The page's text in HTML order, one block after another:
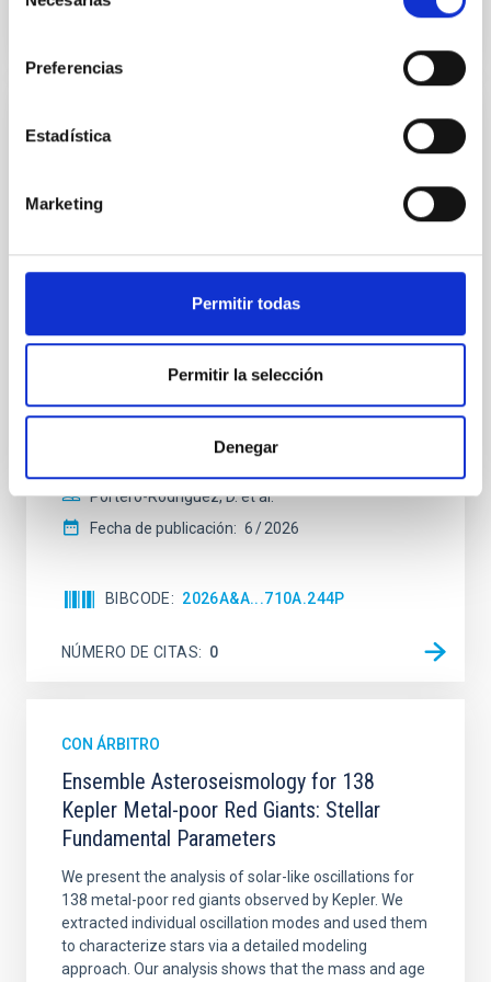
Preferencias
Estadística
Marketing
Permitir todas
Permitir la selección
Denegar
CON ÁRBITRO
A formal description of an integrated
WFS)
challenge for astrophysical instrumentalists, due to
the low contrast between the Sun and the sky
which limits the performance of adaptive optics
systems. Aims. Wavefront correction in solar physics
Portero-Rodríguez, D. et al.
Fecha de publicación: 6 2026
BIBCODE 2026A&A...710A.244P
NÚMERO DE CITAS 0
CON ÁRBITRO
Ensemble Asteroseismology for 138
Kepler Metal-poor Red Giants: Stellar
Fundamental Parameters
We present the analysis of solar-like oscillations for
138 metal-poor red giants observed by Kepler. We
extracted individual oscillation modes and used them
to characterize stars via a detailed modeling
approach. Our analysis shows that the mass and age